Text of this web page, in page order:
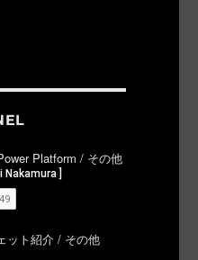
Platform / その他
ット紹介 / その他